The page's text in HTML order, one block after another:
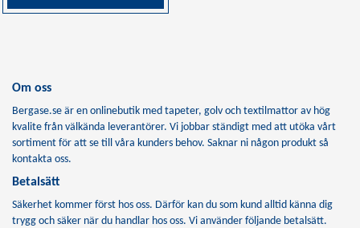
Om oss
Bergase.se är en onlinebutik med tapeter, golv och textilmattor av hög
kvalite från välkända leverantörer. Vi jobbar ständigt med att utöka vårt
sortiment för att se till våra kunders behov. Saknar ni någon produkt så
kontakta oss.
Betalsätt
Säkerhet kommer först hos oss. Därför kan du som kund alltid känna dig
trygg och säker när du handlar hos oss. Vi använder följande betalsätt.